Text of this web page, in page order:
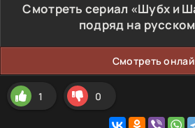
Смотреть сериал «Шубх и
подряд на
Смотреть
1 0